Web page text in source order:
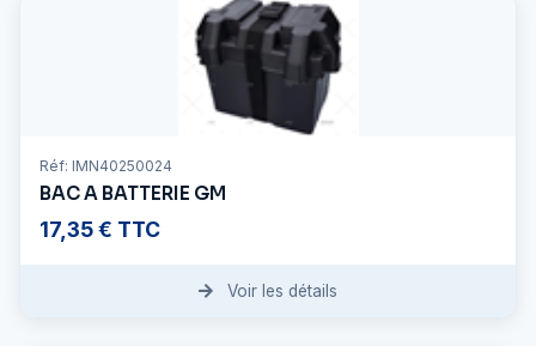
Réf: IMN40250024
BAC A BATTERIE GM
17,35 € TTC
Voir les détails